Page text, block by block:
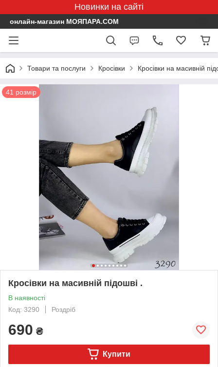
Новинки на сайті
онлайн-магазин МОЯПАРА.COM
Товари та послуги Кросівки Кросівки на масивній
41 розмір
Кросівки на масивній підошві .
В наявності
Код: 3290
Роздріб
690 ₴
Купити